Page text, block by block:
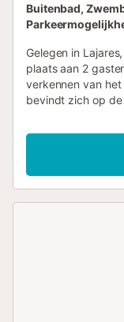
Buitenbad,
Gelegen in
plaats aan 2
verkennen van
bevindt zich op
een gedeelde
gedeelde keuken
een tv-ruimte,
kunnen